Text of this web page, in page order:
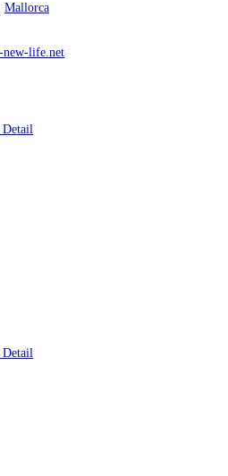
Mallorca
new-life.net